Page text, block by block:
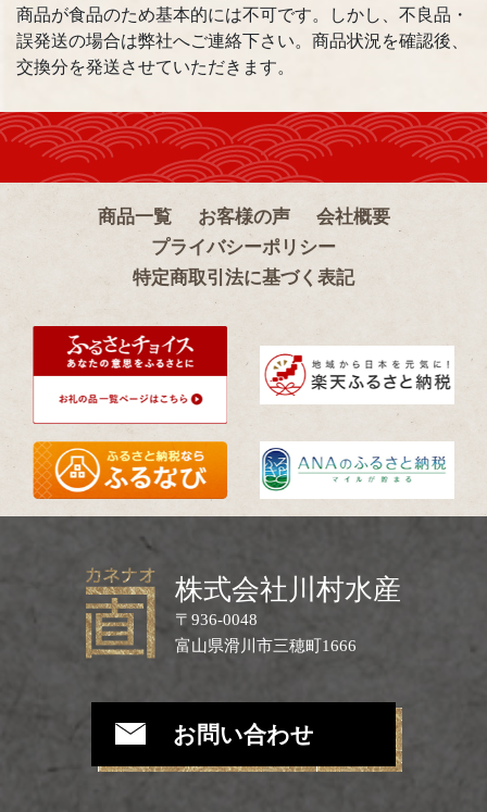
商品が食品のため基本的には不可です。しかし、不良品・
誤発送の場合は弊社へご連絡下さい。商品状況を確認後、
交換分を発送させていただきます。
商品一覧 お客様の声
会社概要
プライバシーポリシー
特定商取引法に基づく表記
株式会社川村水産
〒936-0048
富山県滑川市三穂町1666
お問い合わせ